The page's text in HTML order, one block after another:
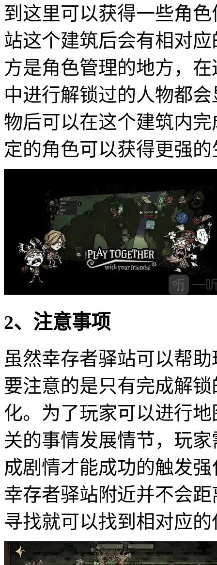
到这里可以获得一些角
站这个建筑后会有相对
方是角色管理的地方，
中进行解锁过的人物都
物后可以在这个建筑内
定的角色可以获得更强
2、注意事项
虽然幸存者驿站可以帮
要注意的是只有完成解
化。为了玩家可以进行
关的事情发展情节，玩
成剧情才能成功的触发
幸存者驿站附近并不会
寻找就可以找到相对应